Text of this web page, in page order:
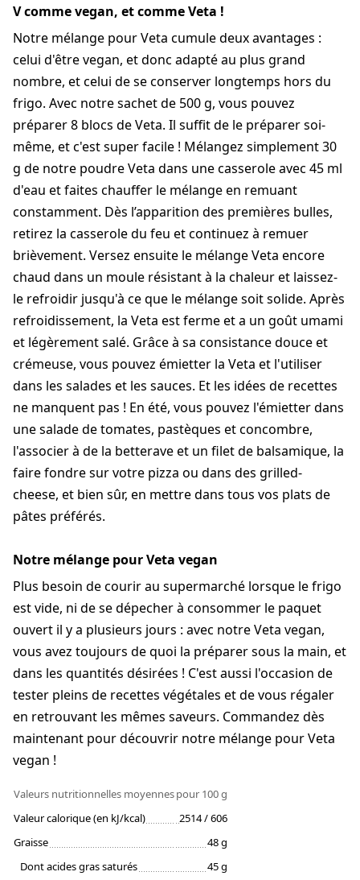
V comme vegan, et comme Veta !
Notre mélange pour Veta cumule deux avantages :
celui d'être vegan, et donc adapté au plus grand
nombre, et celui de se conserver longtemps hors du
frigo. Avec notre sachet de 500 g, vous pouvez
préparer 8 blocs de Veta. Il suffit de le préparer soi-
même, et c'est super facile ! Mélangez simplement 30
g de notre poudre Veta dans une casserole avec 45 ml
d'eau et faites chauffer le mélange en remuant
constamment. Dès l’apparition des premières bulles,
retirez la casserole du feu et continuez à remuer
brièvement. Versez ensuite le mélange Veta encore
chaud dans un moule résistant à la chaleur et laissez-
le refroidir jusqu'à ce que le mélange soit solide. Après
refroidissement, la Veta est ferme et a un goût umami
et légèrement salé. Grâce à sa consistance douce et
crémeuse, vous pouvez émietter la Veta et l'utiliser
dans les salades et les sauces. Et les idées de recettes
ne manquent pas ! En été, vous pouvez l'émietter dans
une salade de tomates, pastèques et concombre,
l'associer à de la betterave et un filet de balsamique, la
faire fondre sur votre pizza ou dans des grilled-
cheese, et bien sûr, en mettre dans tous vos plats de
pâtes préférés.
Notre mélange pour Veta vegan
Plus besoin de courir au supermarché lorsque le frigo
est vide, ni de se dépecher à consommer le paquet
ouvert il y a plusieurs jours : avec notre Veta vegan,
vous avez toujours de quoi la préparer sous la main, et
dans les quantités désirées ! C'est aussi l'occasion de
tester pleins de recettes végétales et de vous régaler
en retrouvant les mêmes saveurs. Commandez dès
maintenant pour découvrir notre mélange pour Veta
vegan !
Valeurs nutritionnelles moyennespour 100 g
Valeur calorique (en kJ/kcal)
2514 / 606
Graisse
48 g
Dont acides gras saturés
45 g